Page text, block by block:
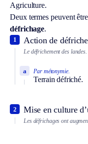
Agriculture.
Deux termes peuvent
défrichage.
Action de
1
Le défrichement des landes.
Par métonymie.
Terrain défriché.
a
Mise en culture
2
Les défrichages ont